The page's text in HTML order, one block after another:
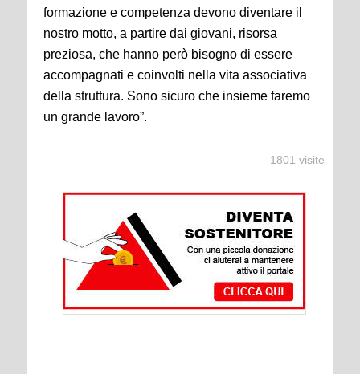
formazione e competenza devono diventare il
nostro motto, a partire dai giovani, risorsa
preziosa, che hanno però bisogno di essere
accompagnati e coinvolti nella vita associativa
della struttura. Sono sicuro che insieme faremo
un grande lavoro”.
1801 visite